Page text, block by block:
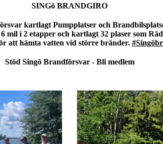
SINGö BRANDGIRO
kartlagt Pumpplatser och
i 2 etapper och kartlagt 32 plaser som
att hämta vatten vid större bränder.
Stöd Singö Brandförsvar - Bli medlem